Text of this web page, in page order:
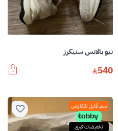
نيو بالانس سنيكرز
540
سعر قابل للتفاوض
تخفيضات كبرى